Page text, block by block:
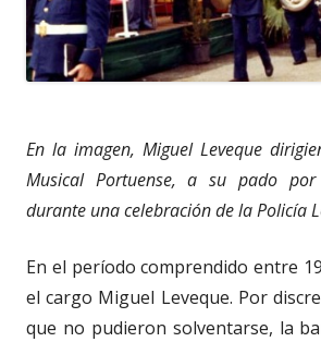
En la imagen, Miguel Leveque
Musical Portuense, a su pado por
durante una celebración de la Policía
En el período comprendido entre
el cargo Miguel Leveque. Por
que no pudieron solventarse, la